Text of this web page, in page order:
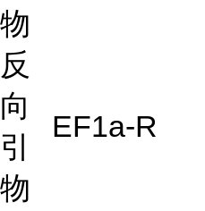
物
反
向
引
物
EF1a-R